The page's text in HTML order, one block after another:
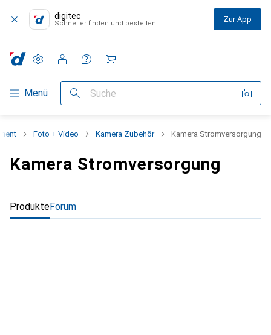
digitec
Schneller finden und bestellen Zur App
Navigation nach Kategorien
Menü Suche
Einstellungen
Kundenkonto
Vergleichslisten
Merklisten
Warenkorb
Foto + Video Kamera Zubehör Kamera Stromversorgung
Kamera Stromversorgung
ProdukteForum